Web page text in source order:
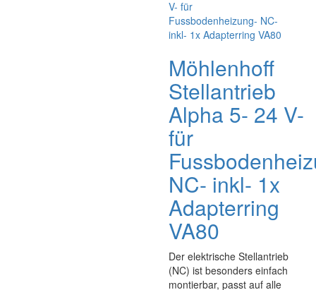
Möhlenhoff
Stellantrieb
Alpha 5- 24 V-
für
NC- inkl- 1x
Adapterring
VA80
Der elektrische Stellantrieb
(NC) ist besonders einfach
montierbar, passt auf alle